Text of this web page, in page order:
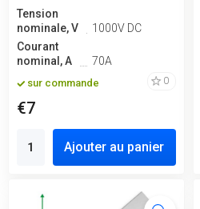
Tension
nominale, V
1000V DC
Courant
nominal, A
70A
sur commande 0
€7
Ajouter au panier